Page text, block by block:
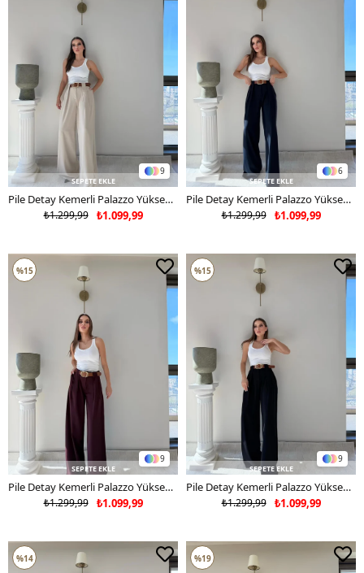
9
SEPETE EKLE
Pile Detay Kemerli Palazzo Yüksek Bel Pantolon Bej 2081
₺1.099,99
₺1.299,99
6
SEPETE EKLE
Pile Detay Kemerli Palazzo Yüksek Bel Pantolon Lacivert 2081
₺1.099,99
₺1.299,99
9
SEPETE EKLE
Pile Detay Kemerli Palazzo Yüksek Bel Pantolon Bordo 2081
₺1.099,99
₺1.299,99
%15
9
SEPETE EKLE
Pile Detay Kemerli Palazzo Yüksek Bel Pantolon Siyah 2081
₺1.099,99
₺1.299,99
%15
%14 %19